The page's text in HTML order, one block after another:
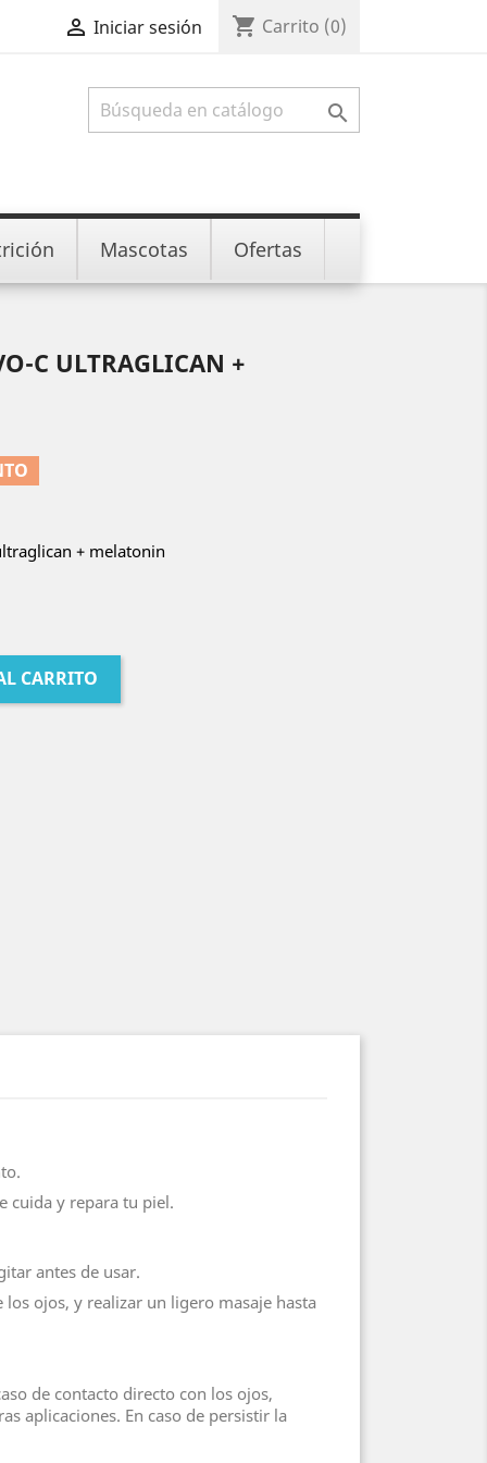
 Iniciar sesión shopping_cart Carrito (0)

Mascotas Ofertas
C ULTRAGLICAN +
+ melatonin
CARRITO
cuida y repara tu piel.
antes de usar.
los ojos, y realizar un ligero masaje hasta
de contacto directo con los ojos,
aplicaciones. En caso de persistir la